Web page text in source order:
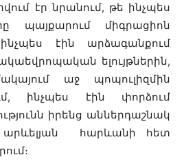
էր նրանում, թե ինչպես
պայքարում միգրացիոն
էին արձագանքում
ելույթներին,
աջ պոպուլիզմին
ինչպես էին փորձում
իրենց աններդաշնակ
արևելյան հարևանի հետ